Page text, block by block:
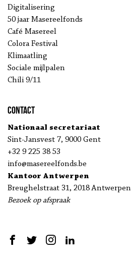
Digitalisering
50 jaar Masereelfonds
Café Masereel
Colora Festival
Klimaatling
Sociale mijlpalen
Chili 9/11
Contact
Nationaal secretariaat
Sint-Jansvest 7, 9000 Gent
+32 9 225 38 53
info@masereelfonds.be
Kantoor Antwerpen
Breughelstraat 31, 2018 Antwerpen
Bezoek op afspraak